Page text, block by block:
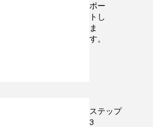
ポー
トし
ま
す。
ステップ
3